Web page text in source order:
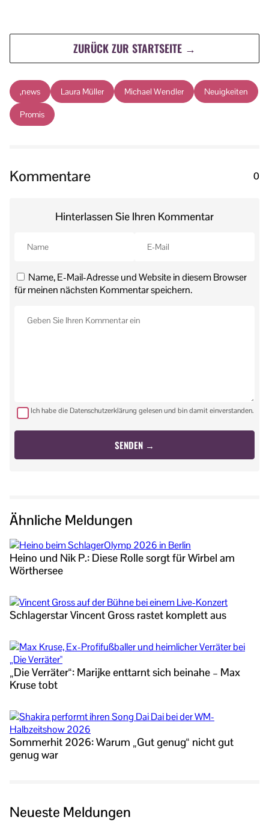
ZURÜCK ZUR STARTSEITE →
,news Laura Müller Michael Wendler Neuigkeiten
Promis
Kommentare 0
Hinterlassen Sie Ihren Kommentar
Name, E-Mail-Adresse und Website in diesem Browser
für meinen nächsten Kommentar speichern.
Ich habe die Datenschutzerklärung gelesen und bin damit einverstanden.
Ähnliche Meldungen
Heino und Nik P.: Diese Rolle sorgt für Wirbel am
Wörthersee
Schlagerstar Vincent Gross rastet komplett aus
„Die Verräter“: Marijke enttarnt sich beinahe – Max
Kruse tobt
Sommerhit 2026: Warum „Gut genug“ nicht gut
genug war
Neueste Meldungen